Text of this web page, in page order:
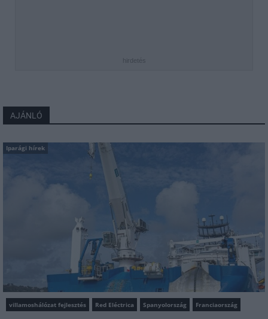
hirdetés
AJÁNLÓ
Iparági hírek
villamoshálózat fejlesztés Red Eléctrica Spanyolország Franciaország